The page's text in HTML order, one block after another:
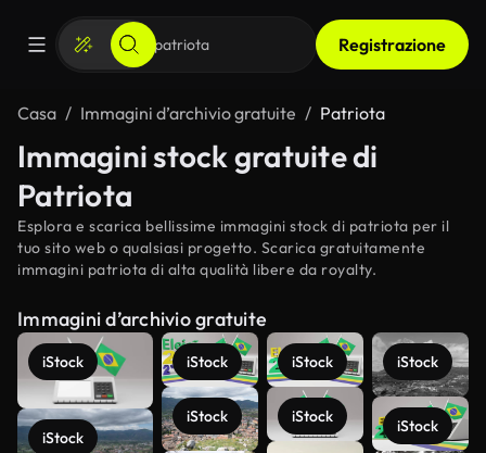
Registrazione
Casa Immagini d’archivio gratuite Patriota
Immagini stock gratuite di
Patriota
Esplora e scarica bellissime immagini stock di patriota per il
tuo sito web o qualsiasi progetto. Scarica gratuitamente
immagini patriota di alta qualità libere da royalty.
Immagini d’archivio gratuite
iStock
iStock
iStock
iStock
iStock
iStock
iStock
iStock